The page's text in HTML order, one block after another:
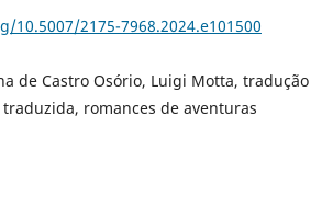
10.5007/2175-7968.2024.e101500
de Castro Osório, Luigi Motta, tradução
romances de aventuras